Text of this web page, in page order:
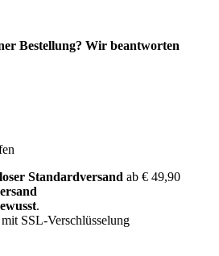
Bestellung? Wir beantworten
Standardversand ab € 49,90
.
mit SSL-Verschlüsselung